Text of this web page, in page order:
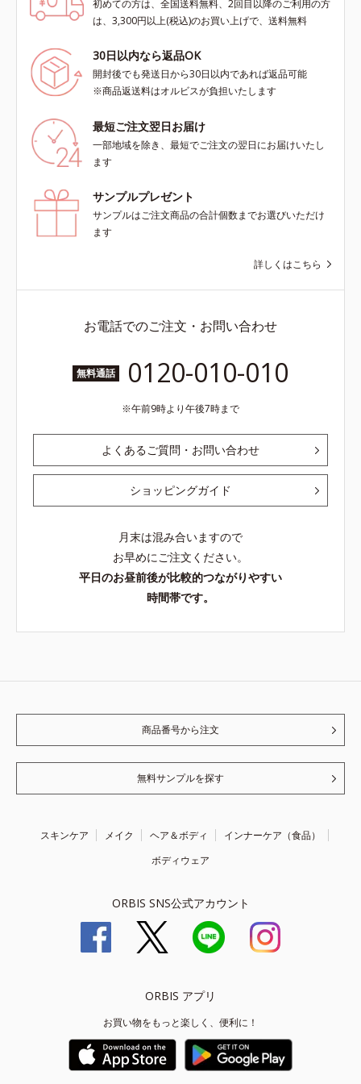
初めての方は、全国送料無料、2回目以降のご利用の方
は、3,300円以上(税込)のお買い上げで、送料無料
30日以内なら返品OK
開封後でも発送日から30日以内であれば返品可能
※商品返送料はオルビスが負担いたします
最短ご注文翌日お届け
一部地域を除き、最短でご注文の翌日にお届けいたし
ます
サンプルプレゼント
サンプルはご注文商品の合計個数までお選びいただけ
ます
詳しくはこちら
お電話でのご注文・お問い合わせ
無料通話 0120-010-010
午前9時より午後7時まで
よくあるご質問・お問い合わせ
ショッピングガイド
月末は混み合いますので
お早めにご注文ください。
平日のお昼前後が比較的つながりやすい
時間帯です。
商品番号から注文
無料サンプルを探す
スキンケア メイク ヘア＆ボディ
インナーケア（食品）
ボディウェア
ORBIS SNS公式アカウント
ORBIS アプリ
お買い物をもっと楽しく、便利に！